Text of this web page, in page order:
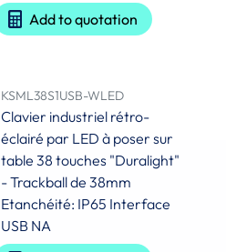
Add to quotation
KSML38S1USB-WLED
Clavier industriel rétro-
éclairé par LED à poser sur
table 38 touches "Duralight"
- Trackball de 38mm
Etanchéité: IP65 Interface
USB NA